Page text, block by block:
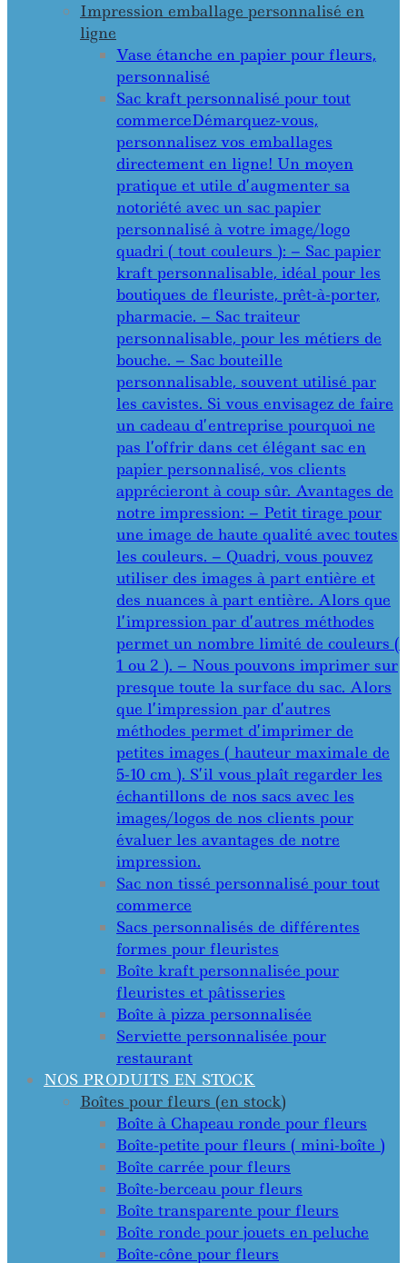
Impression emballage personnalisé en
ligne
Vase étanche en papier pour fleurs,
personnalisé
Sac kraft personnalisé pour tout
commerceDémarquez-vous,
personnalisez vos emballages
directement en ligne! Un moyen
pratique et utile d’augmenter sa
notoriété avec un sac papier
personnalisé à votre image/logo
quadri ( tout couleurs ): – Sac papier
kraft personnalisable, idéal pour les
boutiques de fleuriste, prêt-à-porter,
pharmacie. – Sac traiteur
personnalisable, pour les métiers de
bouche. – Sac bouteille
personnalisable, souvent utilisé par
les cavistes. Si vous envisagez de faire
un cadeau d’entreprise pourquoi ne
pas l’offrir dans cet élégant sac en
papier personnalisé, vos clients
apprécieront à coup sûr. Avantages de
notre impression: – Petit tirage pour
une image de haute qualité avec toutes
les couleurs. – Quadri, vous pouvez
utiliser des images à part entière et
des nuances à part entière. Alors que
l’impression par d’autres méthodes
permet un nombre limité de couleurs (
1 ou 2 ). – Nous pouvons imprimer sur
presque toute la surface du sac. Alors
que l’impression par d’autres
méthodes permet d’imprimer de
petites images ( hauteur maximale de
5-10 cm ). S’il vous plaît regarder les
échantillons de nos sacs avec les
images/logos de nos clients pour
évaluer les avantages de notre
impression.
Sac non tissé personnalisé pour tout
commerce
Sacs personnalisés de différentes
formes pour fleuristes
Boîte kraft personnalisée pour
fleuristes et pâtisseries
Boîte à pizza personnalisée
Serviette personnalisée pour
restaurant
NOS PRODUITS EN STOCK
Boîtes pour fleurs (en stock)
Boîte à Chapeau ronde pour fleurs
Boîte-petite pour fleurs ( mini-boîte )
Boîte carrée pour fleurs
Boîte-berceau pour fleurs
Boîte transparente pour fleurs
Boîte ronde pour jouets en peluche
Boîte-cône pour fleurs